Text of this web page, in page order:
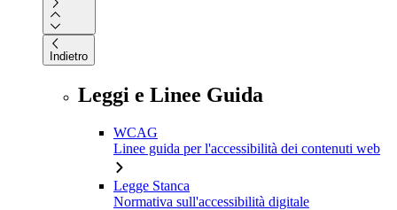
Indietro
Leggi e Linee Guida
WCAG
Linee guida per l'accessibilità dei contenuti web
Legge Stanca
Normativa sull'accessibilità digitale